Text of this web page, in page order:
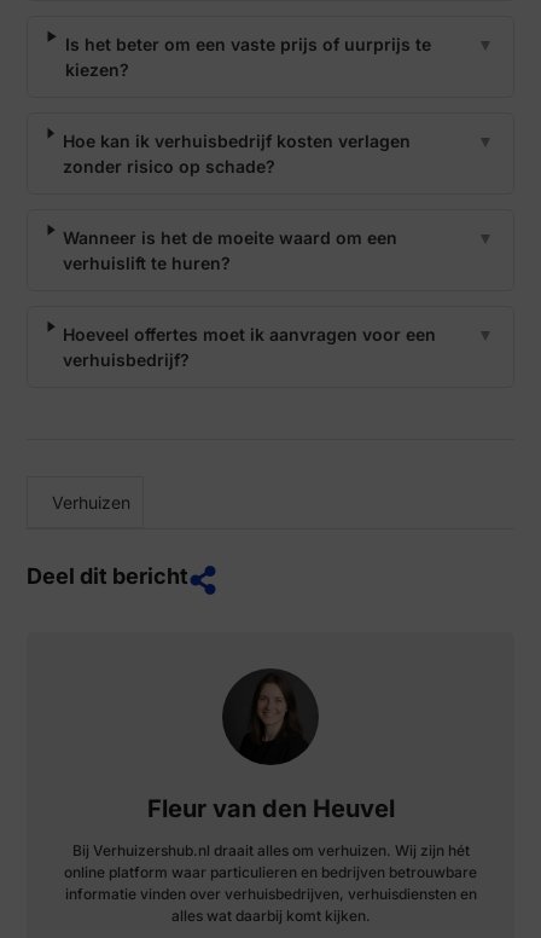
Is het beter om een vaste prijs of uurprijs te
kiezen?
▼
Hoe kan ik verhuisbedrijf kosten verlagen
zonder risico op schade?
▼
Wanneer is het de moeite waard om een
verhuislift te huren?
▼
Hoeveel offertes moet ik aanvragen voor een
verhuisbedrijf?
▼
Verhuizen
Deel dit bericht
Fleur van den Heuvel
Bij Verhuizershub.nl draait alles om verhuizen. Wij zijn hét
online platform waar particulieren en bedrijven betrouwbare
informatie vinden over verhuisbedrijven, verhuisdiensten en
alles wat daarbij komt kijken.